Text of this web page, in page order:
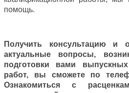
помощь.
Получить консультацию и
актуальные вопросы,
подготовки вами
работ, вы сможете по
Ознакомиться с